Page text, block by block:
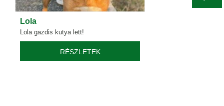
Lola
Lola gazdis kutya lett!
RÉSZLETEK